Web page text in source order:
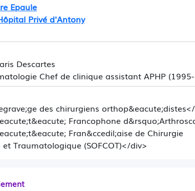
Epaule
Privé d'Antony
Descartes
Chef de clinique assistant APHP
des chirurgiens
Francophone
Fran&ccedil;aise de Chirurgie
Traumatologique (SOFCOT)</div>